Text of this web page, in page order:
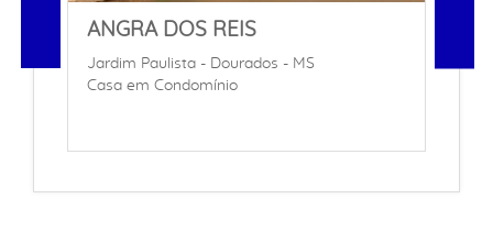
ANGRA DOS REIS
Jardim Paulista - Dourados - MS
Casa em Condomínio